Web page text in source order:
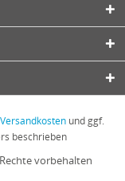
Versandkosten und ggf.
beschrieben
vorbehalten